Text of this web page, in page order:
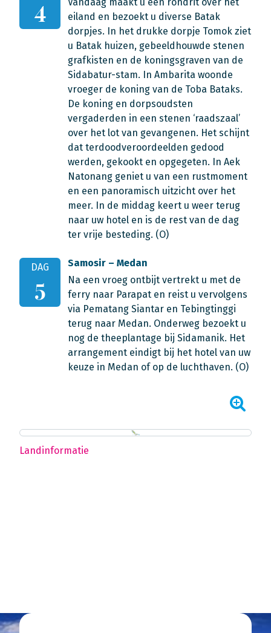
4
eiland en bezoekt u diverse Batak
dorpjes. In het drukke dorpje Tomok ziet
u Batak huizen, gebeeldhouwde stenen
grafkisten en de koningsgraven van de
Sidabatur-stam. In Ambarita woonde
vroeger de koning van de Toba Bataks.
De koning en dorpsoudsten
vergaderden in een stenen ‘raadszaal’
over het lot van gevangenen. Het schijnt
dat terdoodveroordeelden gedood
werden, gekookt en opgegeten. In Aek
Natonang geniet u van een rustmoment
en een panoramisch uitzicht over het
meer. In de middag keert u weer terug
naar uw hotel en is de rest van de dag
ter vrije besteding. (O)
DAG
5
Samosir – Medan
Na een vroeg ontbijt vertrekt u met de
ferry naar Parapat en reist u vervolgens
via Pematang Siantar en Tebingtinggi
terug naar Medan. Onderweg bezoekt u
nog de theeplantage bij Sidamanik. Het
arrangement eindigt bij het hotel van uw
keuze in Medan of op de luchthaven. (O)
Landinformatie